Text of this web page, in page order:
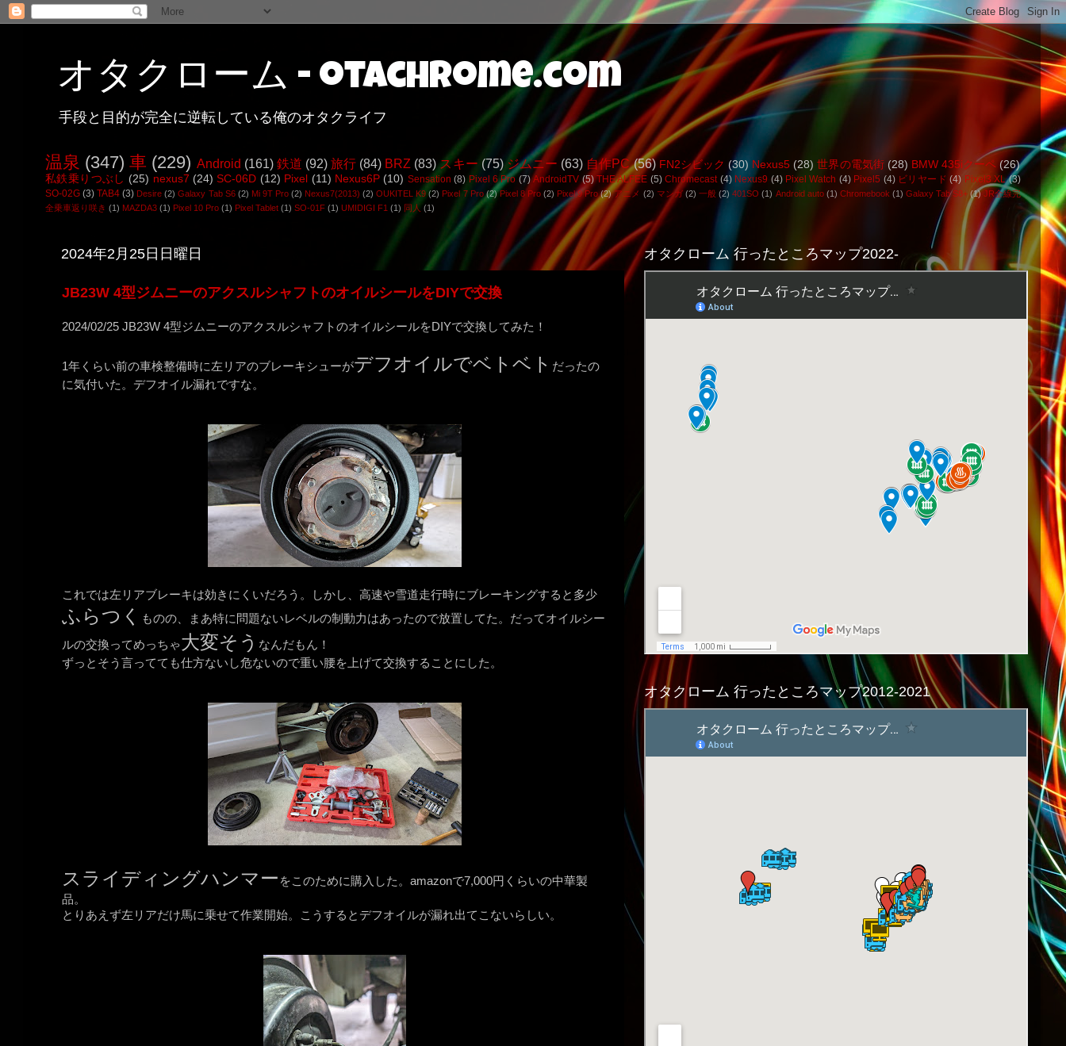
オタクローム - otachrome.com
手段と目的が完全に逆転している俺のオタクライフ
温泉 (347) 車 (229) Android (161) 鉄道 (92) 旅行 (84) BRZ (83) スキー (75) ジムニー (63) 自作PC (56) FN2シビック (30) Nexus5 (28) 世界の電気街 (28) BMW 435iクーペ (26)
私鉄乗りつぶし (25) nexus7 (24) SC-06D (12) Pixel (11) Nexus6P (10) Sensation (8) Pixel 6 Pro (7) AndroidTV (5) THE ALFEE (5) Chromecast (4) Nexus9 (4) Pixel Watch (4) Pixel5 (4) ビリヤード (4) Pixel3 XL (3)
SO-02G (3) TAB4 (3) Desire (2) Galaxy Tab S6 (2) Mi 9T Pro (2) Nexus7(2013) (2) OUKITEL K9 (2) Pixel 7 Pro (2) Pixel 8 Pro (2) Pixel 9 Pro (2) アニメ (2) マンガ (2) 一般 (2) 401SO (1) Android auto (1) Chromebook (1) Galaxy Tab S8+ (1) JR全線完
全乗車返り咲き (1) MAZDA3 (1) Pixel 10 Pro (1) Pixel Tablet (1) SO-01F (1) UMIDIGI F1 (1) 同人 (1)
2024年2月25日日曜日
JB23W 4型ジムニーのアクスルシャフトのオイルシールをDIYで交換
2024/02/25 JB23W 4型ジムニーのアクスルシャフトのオイルシールをDIYで交換してみた！
1年くらい前の車検整備時に左リアのブレーキシューがデフオイルでベトベト だったの
に気付いた。デフオイル漏れですな。
これでは左リアブレーキは効きにくいだろう。しかし、高速や雪道走行時にブレーキングすると多少
ふらつく ものの、まあ特に問題ないレベルの制動力はあったので放置してた。だってオイルシー
ルの交換ってめっちゃ大変そう なんだもん！
ずっとそう言ってても仕方ないし危ないので重い腰を上げて交換することにした。
スライディングハンマー をこのために購入した。amazonで7,000円くらいの中華製
品。
とりあえず左リアだけ馬に乗せて作業開始。こうするとデフオイルが漏れ出てこないらしい。
オタクローム 行ったところマップ2022-
オタクローム 行ったところマップ2012-2021